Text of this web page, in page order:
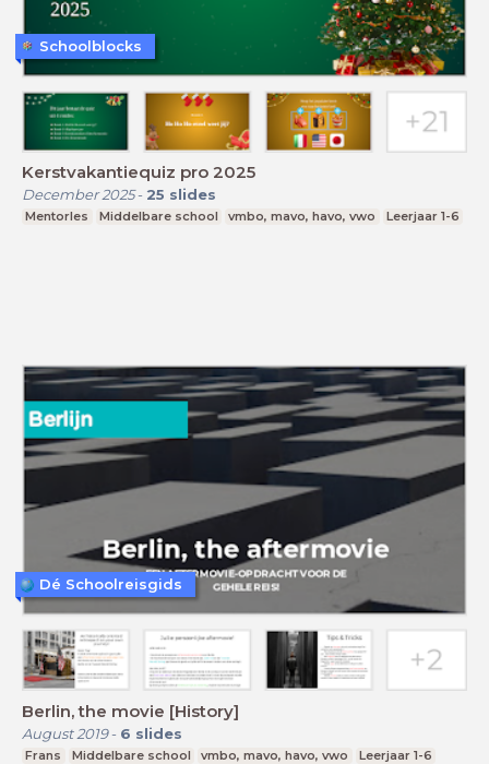
Kerstvakantiequiz pro 2025
December 2025- 25 slides
Mentorles Middelbare school vmbo, mavo, havo, vwo Leerjaar 1-6
Schoolblocks
Berlin, the movie [History]
August 2019- 6 slides
Frans Middelbare school vmbo, mavo, havo, vwo Leerjaar 1-6
Dé Schoolreisgids